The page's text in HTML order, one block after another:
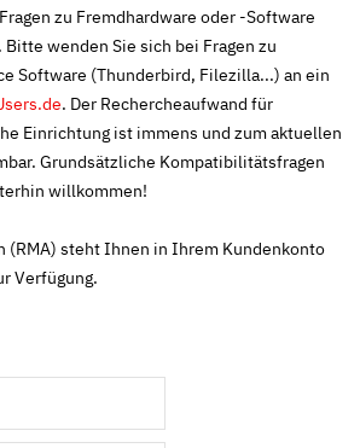
zu Fremdhardware oder -Software
wenden Sie sich bei Fragen zu
Software (Thunderbird, Filezilla...) an ein
. Der Rechercheaufwand für
Einrichtung ist immens und zum aktuellen
Grundsätzliche Kompatibilitätsfragen
willkommen!
(RMA) steht Ihnen in Ihrem Kundenkonto
Verfügung.